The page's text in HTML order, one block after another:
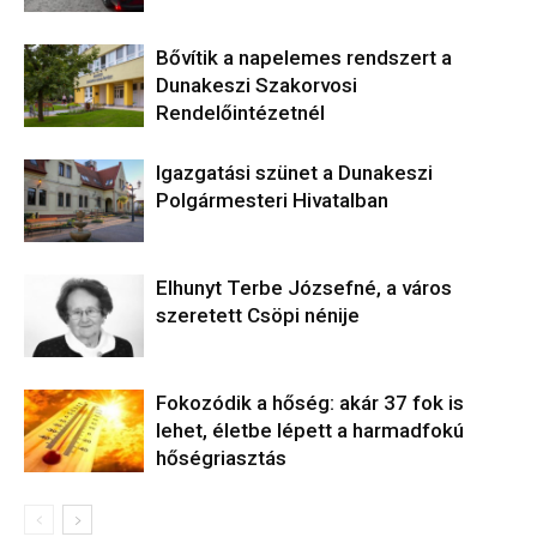
Bővítik a napelemes rendszert a
Dunakeszi Szakorvosi
Rendelőintézetnél
Igazgatási szünet a Dunakeszi
Polgármesteri Hivatalban
Elhunyt Terbe Józsefné, a város
szeretett Csöpi nénije
Fokozódik a hőség: akár 37 fok is
lehet, életbe lépett a harmadfokú
hőségriasztás